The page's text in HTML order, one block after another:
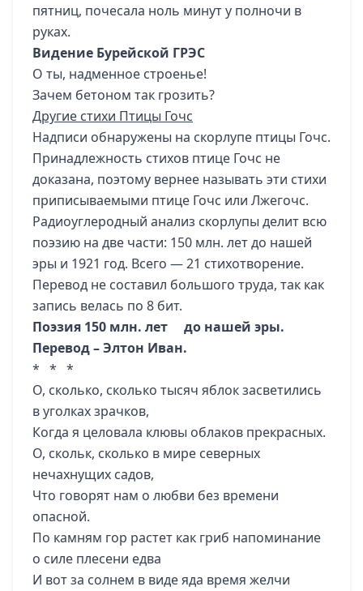
пятниц, почесала ноль минут у полночи в
руках.
Видение Бурейской ГРЭС
О ты, надменное строенье!
Зачем бетоном так грозить?
Другие стихи Птицы Гочс
Надписи обнаружены на скорлупе птицы Гочс.
Принадлежность стихов птице Гочс не
доказана, поэтому вернее называть эти стихи
приписываемыми птице Гочс или Лжегочс.
Радиоуглеродный анализ скорлупы делит всю
поэзию на две части: 150 млн. лет до нашей
эры и 1921 год. Всего — 21 стихотворение.
Перевод не составил большого труда, так как
запись велась по 8 бит.
Поэзия 150 млн. лет до нашей эры.
Перевод – Элтон Иван.
* * *
О, сколько, сколько тысяч яблок засветились
в уголках зрачков,
Когда я целовала клювы облаков прекрасных.
О, скольк, сколько в мире северных
нечахнущих садов,
Что говорят нам о любви без времени
опасной.
По камням гор растет как гриб напоминание
о силе плесени едва
И вот за солнем в виде яда время желчи